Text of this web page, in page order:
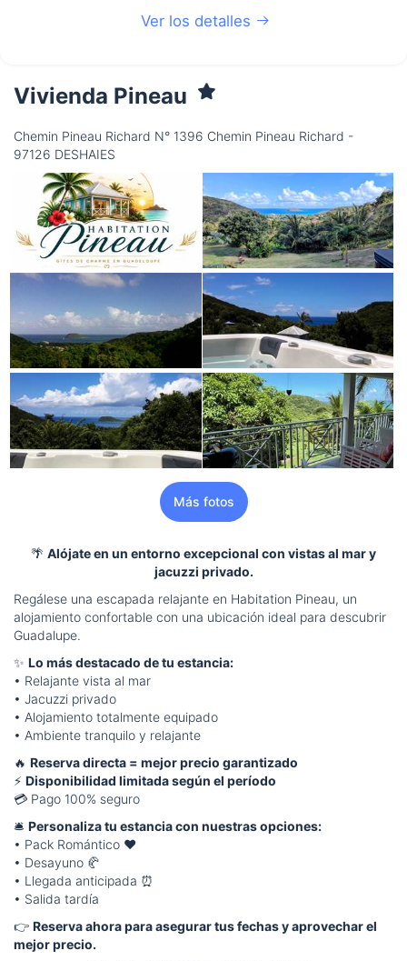
Ver los detalles
Vivienda Pineau
Chemin Pineau Richard N° 1396 Chemin Pineau Richard -
97126 DESHAIES
Más fotos
🌴 Alójate en un entorno excepcional con vistas al mar y
jacuzzi privado.
Regálese una escapada relajante en Habitation Pineau, un
alojamiento confortable con una ubicación ideal para descubrir
Guadalupe.
✨ Lo más destacado de tu estancia:
• Relajante vista al mar
• Jacuzzi privado
• Alojamiento totalmente equipado
• Ambiente tranquilo y relajante
🔥 Reserva directa = mejor precio garantizado
⚡ Disponibilidad limitada según el período
💳 Pago 100% seguro
🛎️ Personaliza tu estancia con nuestras opciones:
• Pack Romántico ❤️
• Desayuno 🥐
• Llegada anticipada ⏰
• Salida tardía
👉 Reserva ahora para asegurar tus fechas y aprovechar el
mejor precio.